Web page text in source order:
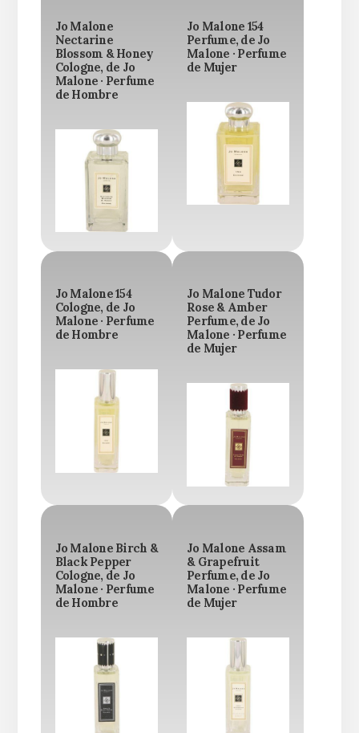
Jo Malone
Nectarine
Blossom & Honey
Cologne, de Jo
Malone · Perfume
de Hombre
Jo Malone 154
Perfume, de Jo
Malone · Perfume
de Mujer
Jo Malone 154
Cologne, de Jo
Malone · Perfume
de Hombre
Jo Malone Tudor
Rose & Amber
Perfume, de Jo
Malone · Perfume
de Mujer
Jo Malone Birch &
Black Pepper
Cologne, de Jo
Malone · Perfume
de Hombre
Jo Malone Assam
& Grapefruit
Perfume, de Jo
Malone · Perfume
de Mujer